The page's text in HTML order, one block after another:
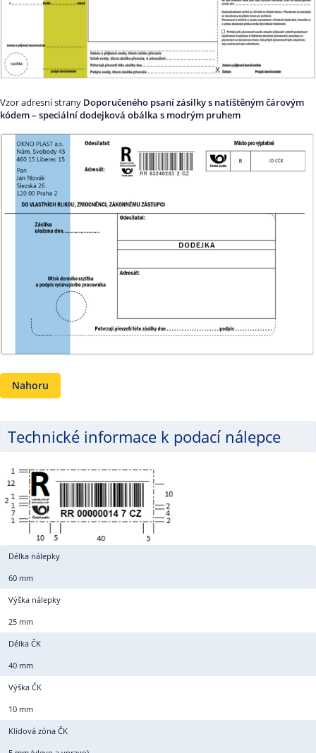
Vzor adresní strany Doporučeného psaní zásilky s natištěným čárovým
kódem – speciální dodejková obálka s modrým pruhem
Nahoru
Technické informace k podací nálepce
Délka nálepky
60 mm
Výška nálepky
25 mm
Délka ČK
40 mm
Výška ČK
10 mm
Klidová zóna ČK